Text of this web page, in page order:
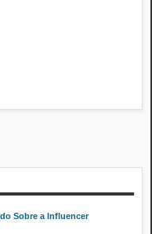
Sobre a Influencer